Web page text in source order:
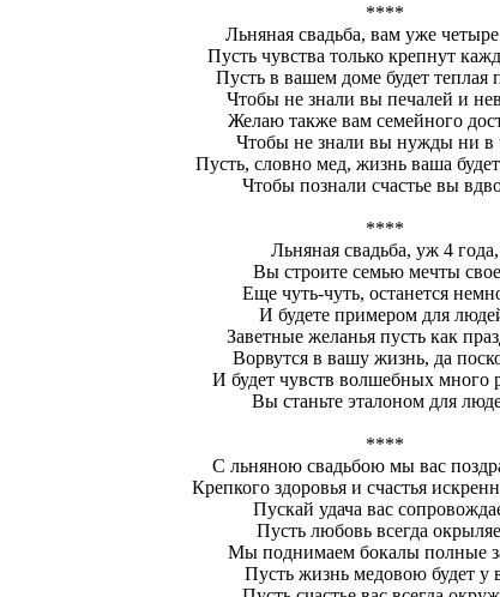
****
Льняная свадьба, вам уже четыре
Пусть чувства только крепнут
Пусть в вашем доме будет теплая
Чтобы не знали вы печалей и
Желаю также вам семейного
Чтобы не знали вы нужды ни в
Пусть, словно мед, жизнь ваша
Чтобы познали счастье вы
****
Льняная свадьба, уж 4 года,
Вы строите семью мечты
Еще чуть-чуть, останется
И будете примером для
Заветные желанья пусть как
Ворвутся в вашу жизнь, да
И будет чувств волшебных много
Вы станьте эталоном для
****
С льняною свадьбою мы вас
Крепкого здоровья и счастья
Пускай удача вас
Пусть любовь всегда
Мы поднимаем бокалы полные
Пусть жизнь медовою будет у